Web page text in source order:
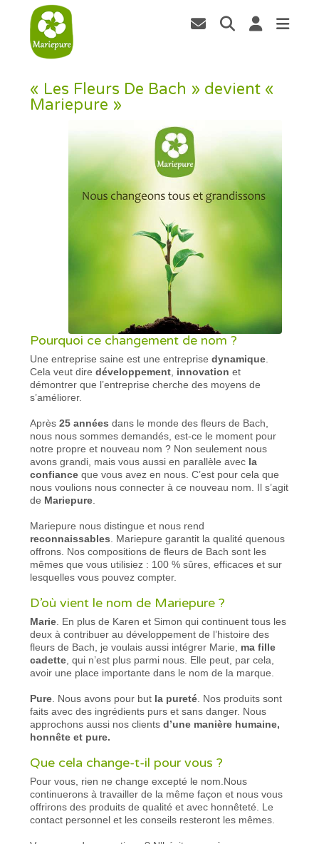
« Les Fleurs De Bach » devient «
Mariepure »
Pourquoi ce changement de nom ?
Une entreprise saine est une entreprisedynamique
Cela veut diredéveloppement innovation et
démontrer que l’entreprise cherche des moyens de
s’améliorer.
Après25 années dans le monde des fleurs de Bach,
nous nous sommes demandés, est-ce le moment pour
notre propre et nouveau nom ? Non seulement nous
avons grandi, mais vous aussi en parallèle avec la
confiance que vous avez en nous. C’est pour cela que
nous voulions nous connecter à ce nouveau nom. Il s’agit
de Mariepure
Mariepure nous distingue et nous rend
reconnaissables . Mariepure garantit la qualité quenous
offrons. Nos compositions de fleurs de Bach sont les
mêmes que vous utilisiez : 100 % sûres, efficaces et sur
lesquelles vous pouvez compter.
D’où vient le nom de Mariepure ?
Marie . En plus de Karen et Simon qui continuent tous les
deux à contribuer au développement de l’histoire des
fleurs de Bach, je voulais aussi intégrer Marie, ma fille
cadette , qui n’est plus parmi nous. Elle peut, par cela,
avoir une place importante dans le nom de la marque.
Pure . Nous avons pour but la pureté . Nos produits sont
faits avec des ingrédients purs et sans danger. Nous
approchons aussi nos clientsd’une manière humaine,
honnête et pure.
Que cela change-t-il pour vous ?
Pour vous, rien ne change excepté le nom.Nous
continuerons à travailler de la même façon et nous vous
offrirons des produits de qualité et avec honnêteté. Le
contact personnel et les conseils resteront les mêmes.